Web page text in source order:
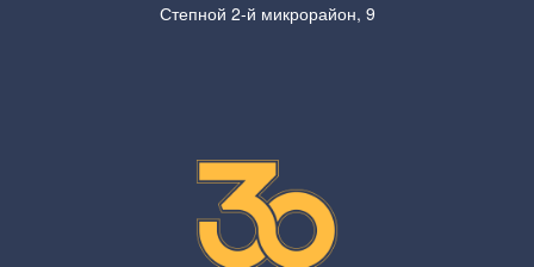
Степной 2-й микрорайон, 9